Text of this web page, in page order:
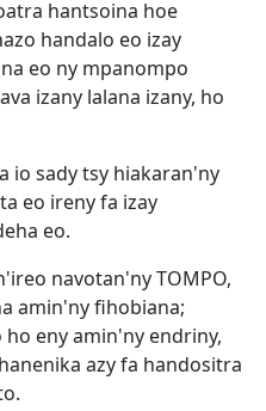
hantsoina hoe
handalo eo izay
eo ny mpanompo
izany lalana izany, ho
io sady tsy hiakaran'ny
eo ireny fa izay
eo.
navotan'ny TOMPO,
amin'ny fihobiana;
eny amin'ny endriny,
azy fa handositra